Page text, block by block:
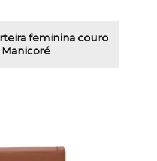
feminina couro
Manicoré